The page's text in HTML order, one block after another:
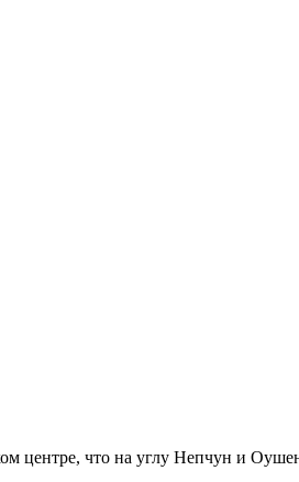
центре, что на углу Непчун и